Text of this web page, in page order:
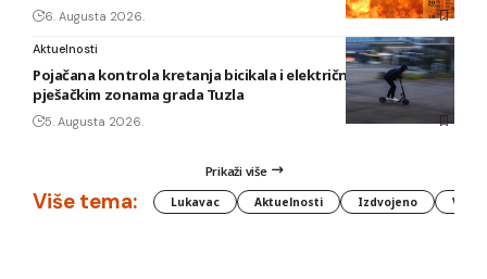
6. Augusta 2026.
Aktuelnosti
Pojačana kontrola kretanja bicikala i električnih romobila u
pješačkim zonama grada Tuzla
5. Augusta 2026.
Prikaži više
Više tema: Lukavac Aktuelnosti Izdvojeno